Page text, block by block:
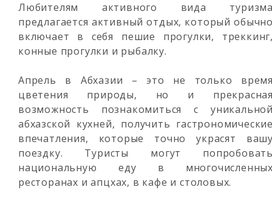
Любителям активного вида
предлагается активный отдых, который
включает в себя пешие прогулки,
конные прогулки и рыбалку.
Апрель в Абхазии – это не только
цветения природы, но и
возможность познакомиться с
абхазской кухней, получить
впечатления, которые точно украсят
поездку. Туристы могут
национальную еду в
ресторанах и апцхах, в кафе и столовых.